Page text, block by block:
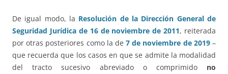
De igual modo, la Resolución de la Dirección General de
Seguridad Jurídica de 16 de noviembre de 2011, reiterada
por otras posteriores como la de7 de noviembre de 2019–
que recuerda que los casos en que se admite la modalidad
del tracto sucesivo abreviado o comprimido no